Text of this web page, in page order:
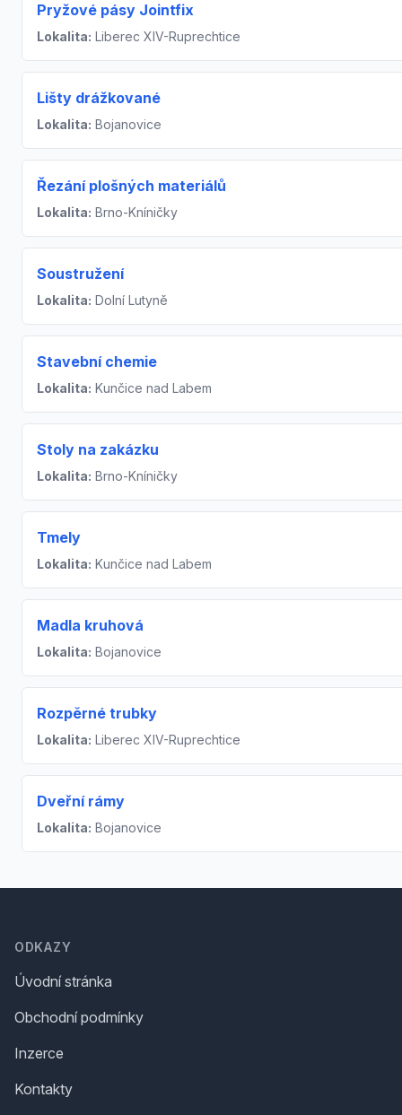
Pryžové pásy Jointfix
Lokalita: Liberec XIV-Ruprechtice
Lišty drážkované
Lokalita: Bojanovice
Řezání plošných materiálů
Lokalita: Brno-Kníničky
Soustružení
Lokalita: Dolní Lutyně
Stavební chemie
Lokalita: Kunčice nad Labem
Stoly na zakázku
Lokalita: Brno-Kníničky
Tmely
Lokalita: Kunčice nad Labem
Madla kruhová
Lokalita: Bojanovice
Rozpěrné trubky
Lokalita: Liberec XIV-Ruprechtice
Dveřní rámy
Lokalita: Bojanovice
ODKAZY
Úvodní stránka
Obchodní podmínky
Inzerce
Kontakty